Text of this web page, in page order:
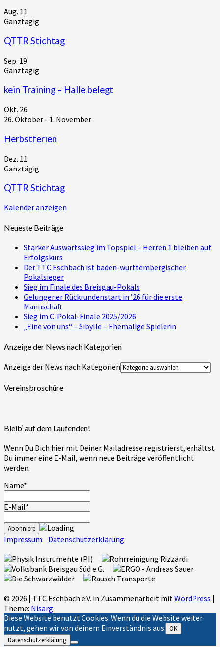
Aug. 11
Ganztägig
QTTR Stichtag
Sep. 19
Ganztägig
kein Training – Halle belegt
Okt. 26
26. Oktober - 1. November
Herbstferien
Dez. 11
Ganztägig
QTTR Stichtag
Kalender anzeigen
Neueste Beiträge
Starker Auswärtssieg im Topspiel – Herren 1 bleiben auf
Erfolgskurs
Der TTC Eschbach ist baden-württembergischer
Pokalsieger
Sieg im Finale des Breisgau-Pokals
Gelungener Rückrundenstart in ’26 für die erste
Mannschaft
Sieg im C-Pokal-Finale 2025/2026
„Eine von uns“ – Sibylle – Ehemalige Spielerin
Anzeige der News nach Kategorien
Anzeige der News nach Kategorien
Vereinsbroschüre
Bleib‘ auf dem Laufenden!
Wenn Du Dich hier mit Deiner Mailadresse registrierst, erhältst
Du immer eine E-Mail, wenn neue Beiträge veröffentlicht
werden.
Name*
E-Mail*
Impressum Datenschutzerklärung
© 2026 | TTC Eschbach e.V. in Zusammenarbeit mitWordPress |
Theme: Nisarg
Diese Website benutzt Cookies. Wenn du die Website weiter
nutzt, gehen wir von deinem Einverständnis aus. OK
Datenschutzerklärung